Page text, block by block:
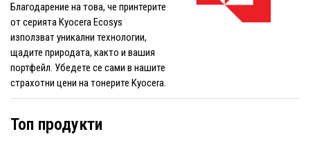
Благодарение на това, че принтерите
от серията Kyocera Ecosys
използват уникални технологии,
щадите природата, както и вашия
портфейл. Убедете се сами в нашите
страхотни цени на тонерите Kyocera.
Топ продукти